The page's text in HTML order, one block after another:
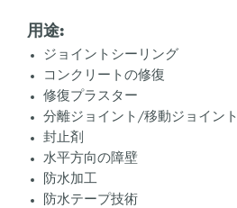
用途:
ジョイントシーリング
コンクリートの修復
修復プラスター
分離ジョイント/移動ジョイント
封止剤
水平方向の障壁
防水加工
防水テープ技術